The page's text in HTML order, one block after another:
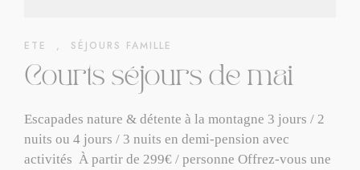
ETE , SÉJOURS FAMILLE
Courts séjours de mai
Escapades nature & détente à la montagne 3 jours / 2
nuits ou 4 jours / 3 nuits en demi-pension avec
activités À partir de 299€ / personne Offrez-vous une